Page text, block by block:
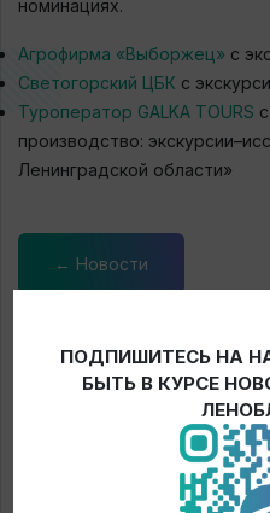
номинациях.
Агрофирма «Выборжец» с
Светогорский ЦБК с
Туроператор GALKA TOURS
производство:
Ленинградской области»
← Новости
ПОДПИШИТЕСЬ НА
БЫТЬ В КУРСЕ